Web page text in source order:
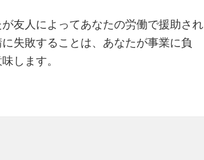
友人によってあなたの労働で援助され
失敗することは、あなたが事業に負
します。